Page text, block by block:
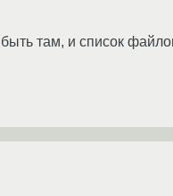
там, и список